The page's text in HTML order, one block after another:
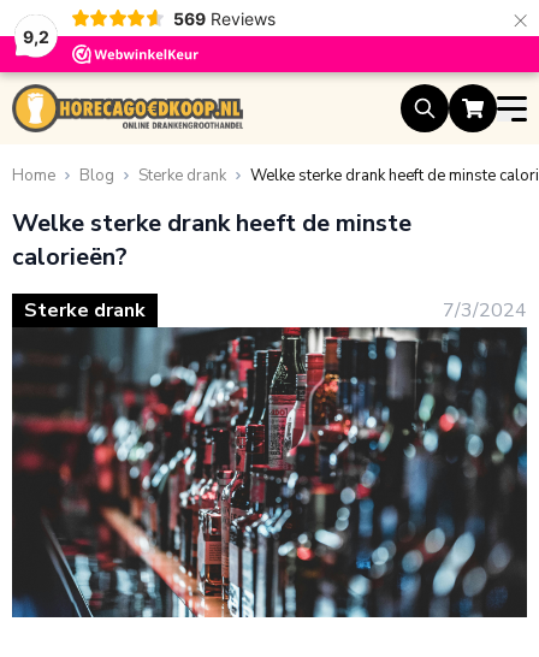
9,2
569 Reviews ×
Ga naar de inhoud
Home Blog Sterke drank Welke sterke drank heeft de minste
Welke sterke drank heeft de minste
calorieën?
Sterke drank 7/3/2024